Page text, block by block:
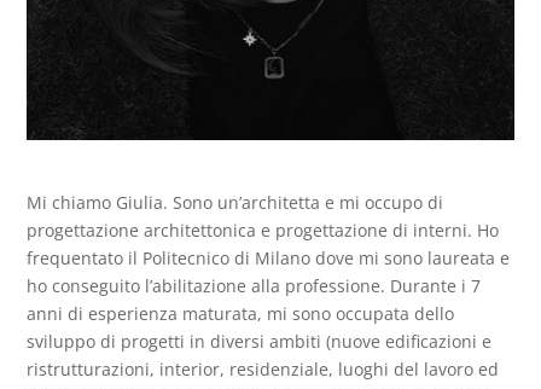
Mi chiamo Giulia. Sono un’architetta e mi occupo di
progettazione architettonica e progettazione di interni. Ho
frequentato il Politecnico di Milano dove mi sono laureata e
ho conseguito l’abilitazione alla professione. Durante i 7
anni di esperienza maturata, mi sono occupata dello
sviluppo di progetti in diversi ambiti (nuove edificazioni e
ristrutturazioni, interior, residenziale, luoghi del lavoro ed